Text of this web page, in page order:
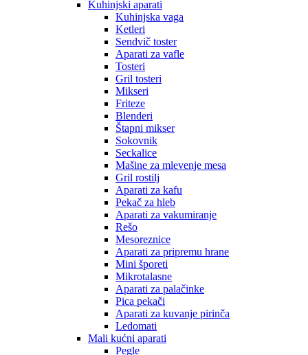
Kuhinjski aparati
Kuhinjska vaga
Ketleri
Sendvič toster
Aparati za vafle
Tosteri
Gril tosteri
Mikseri
Friteze
Blenderi
Štapni mikser
Sokovnik
Seckalice
Mašine za mlevenje mesa
Gril rostilj
Aparati za kafu
Pekač za hleb
Aparati za vakumiranje
Rešo
Mesoreznice
Aparati za pripremu hrane
Mini šporeti
Mikrotalasne
Aparati za palačinke
Pica pekači
Aparati za kuvanje pirinča
Ledomati
Mali kućni aparati
Pegle